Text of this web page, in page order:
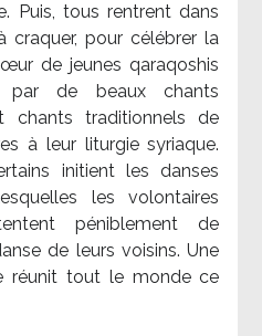
Puis, tous rentrent dans
craquer, pour célébrer la
de jeunes qaraqoshis
par de beaux chants
chants traditionnels de
à leur liturgie syriaque.
initient les danses
les volontaires
péniblement de
de leurs voisins. Une
réunit tout le monde ce